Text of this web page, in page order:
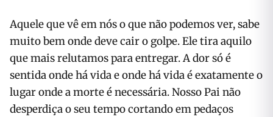
Aquele que vê em nós o que não podemos ver, sabe
muito bem onde deve cair o golpe. Ele tira aquilo
que mais relutamos para entregar. A dor só é
sentida onde há vida e onde há vida é exatamente o
lugar onde a morte é necessária. Nosso Pai não
desperdiça o seu tempo cortando em pedaços